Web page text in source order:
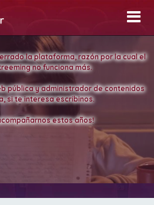
la plataforma, razón por la cual el
no funciona más.
pública y administrador de contenidos
si te interesa escribinos.
estos años!